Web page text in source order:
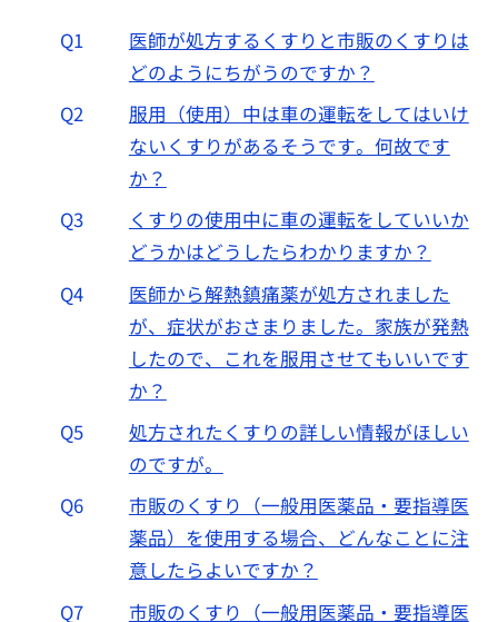
Q1
医師が処方するくすりと市販のくすりは
どのようにちがうのですか？
Q2
服用（使用）中は車の運転をしてはいけ
ないくすりがあるそうです。何故です
か？
Q3
くすりの使用中に車の運転をしていいか
どうかはどうしたらわかりますか？
Q4
医師から解熱鎮痛薬が処方されました
が、症状がおさまりました。家族が発熱
したので、これを服用させてもいいです
か？
Q5
処方されたくすりの詳しい情報がほしい
のですが。
Q6
市販のくすり（一般用医薬品・要指導医
薬品）を使用する場合、どんなことに注
意したらよいですか？
Q7
市販のくすり（一般用医薬品・要指導医